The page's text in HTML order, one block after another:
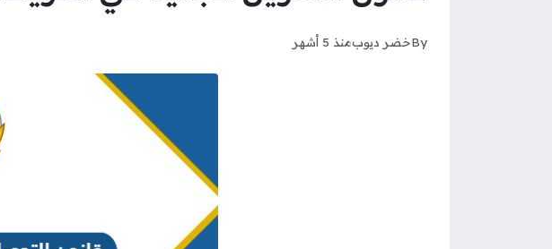
Byخضر ديوبمنذ 5 أشهر